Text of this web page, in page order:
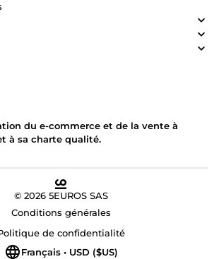
du e-commerce et de la vente à
à sa charte qualité.
© 2026 5EUROS SAS
Conditions générales
de confidentialité
Français • USD ($US)